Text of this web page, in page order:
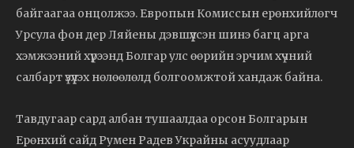
байгаагаа онцолжээ. Европын Комиссын ерөнхийлөгч
Урсула фон дер Ляйены дэвшүүлсэн шинэ багц арга
хэмжээний хүрээнд Болгар улс өөрийн эрчим хүчний
салбарт үзүүлэх нөлөөлөлд болгоомжтой хандаж байна.
Тавдугаар сард албан тушаалдаа орсон Болгарын
Ерөнхий сайд Румен Радев Украйны асуудлаар